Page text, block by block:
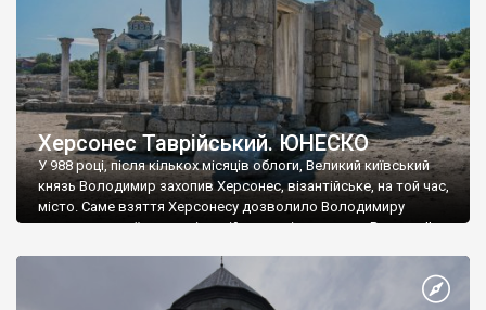
Херсонес Таврійський. ЮНЕСКО
У 988 році, після кількох місяців облоги, Великий київський
князь Володимир захопив Херсонес, візантійське, на той час,
місто. Саме взяття Херсонесу дозволило Володимиру
диктувати свої умови візантійському імператору Василю ІІ, та
Херсонесі Володимир-язичник, став Василем-християнином.
А потім було Хрещення Русі. На честь Херсонесу Таврійського